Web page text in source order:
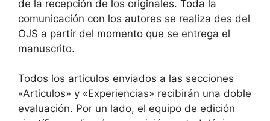
de la recepción de los originales. Toda la
comunicación con los autores se realiza des del
OJS a partir del momento que se entrega el
manuscrito.
Todos los artículos enviados a las secciones
«Artículos» y «Experiencias» recibirán una doble
evaluación. Por un lado, el equipo de edición